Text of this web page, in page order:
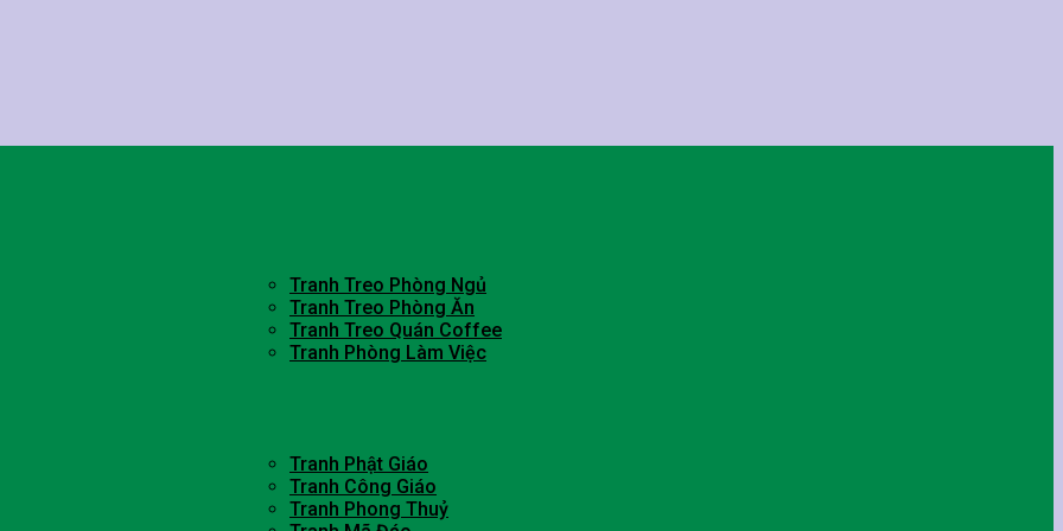
Tranh Treo Phòng Ngủ
Tranh Treo Phòng Ăn
Tranh Treo Quán Coffee
Tranh Phòng Làm Việc
Tranh Phật Giáo
Tranh Công Giáo
Tranh Phong Thuỷ